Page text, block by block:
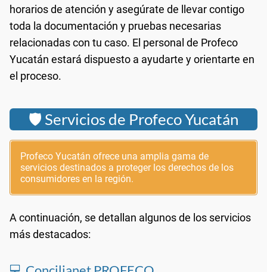
horarios de atención y asegúrate de llevar contigo
toda la documentación y pruebas necesarias
relacionadas con tu caso. El personal de Profeco
Yucatán estará dispuesto a ayudarte y orientarte en
el proceso.
🛡️ Servicios de Profeco Yucatán
Profeco Yucatán ofrece una amplia gama de
servicios destinados a proteger los derechos de los
consumidores en la región.
A continuación, se detallan algunos de los servicios
más destacados: